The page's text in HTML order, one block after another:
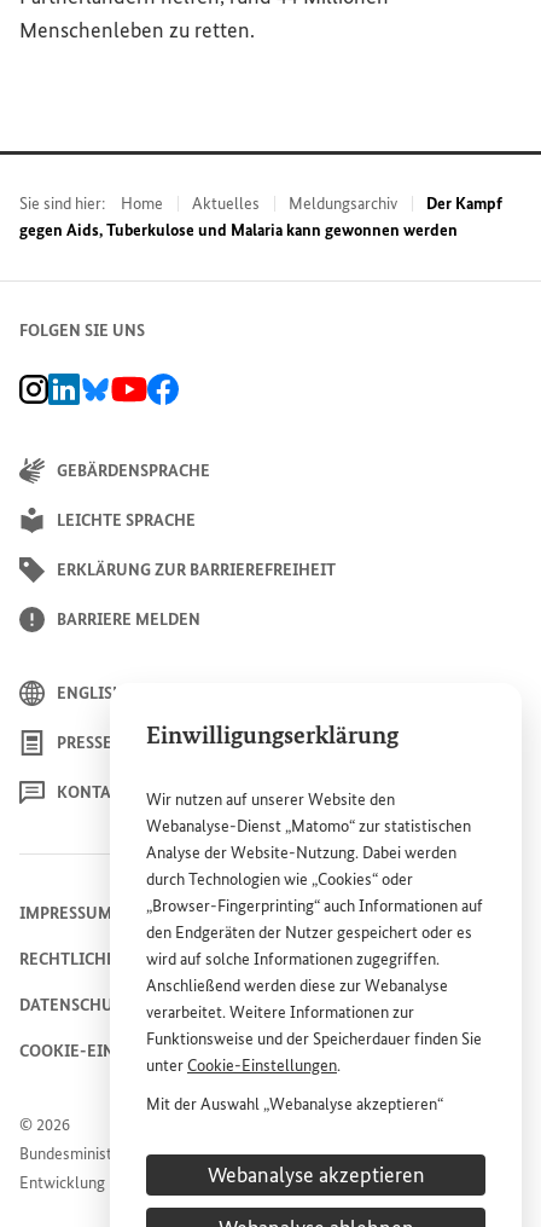
Einwilligungserklärung
Wir nutzen auf unsererWebsite den
Webanalyse-Dienst „Matomo“ zur statistischen
Analyse derWebsite-Nutzung. Dabei werden
durch Technologien wie „Cookies“ oder
„Browser-Fingerprinting“ auch Informationen auf
den Endgeräten der Nutzer gespeichert oder es
wird auf solche Informationen zugegriffen.
Anschließend werden diese zur Webanalyse
verarbeitet. Weitere Informationen zur
Funktionsweise und der Speicherdauer finden Sie
unterCookie-Einstellungen.
Mit der Auswahl „Webanalyse akzeptieren“
Dienstes „Matomo“ auf derWebsitedes
Bundesministeriums für wirtschaftliche
Entwicklung und Zusammenarbeit (BMZ) zu.
Webanalyse akzeptieren
Menschenleben zu retten.
Sie sind hier: Home Aktuelles Meldungsarchiv
Der Kampf
gegen Aids, Tuberkulose und Malaria kann gewonnen werden
FOLGEN SIE UNS
BMZ Instagram-Kanal, Externer Link
BMZ LinkedIn Unternehmensseite, Externer Link
BMZ Bluesky-Seite, Externer Link
BMZ Youtube-Kanal, Externer Link
BMZ Facebook-Seite, Externer Link
GEBÄRDENSPRACHE
LEICHTE SPRACHE
ERKLÄRUNG ZUR BARRIEREFREIHEIT
BARRIERE MELDEN
ENGLISH
PRESSE
KONTAKT
© 2026
Bundesministerium für wirtschaftliche Zusammenarbeit und
Entwicklung
IMPRESSUM
RECHTLICHE HINWEISE
DATENSCHUTZHINWEIS
COOKIE-EINSTELLUNGEN